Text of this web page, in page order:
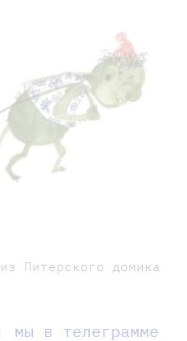
Питерского домика
мы в телеграмме